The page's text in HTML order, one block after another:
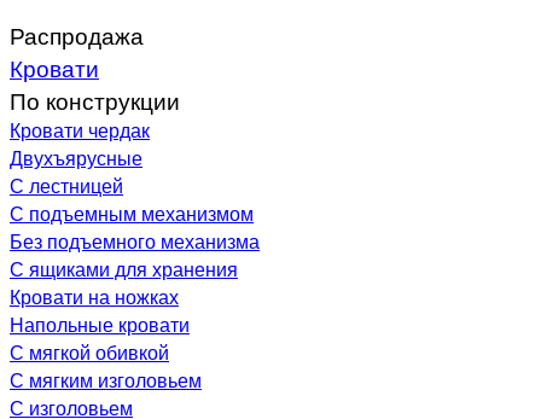
Распродажа
Кровати
По конструкции
Кровати чердак
Двухъярусные
С лестницей
С подъемным механизмом
Без подъемного механизма
С ящиками для хранения
Кровати на ножках
Напольные кровати
С мягкой обивкой
С мягким изголовьем
С изголовьем